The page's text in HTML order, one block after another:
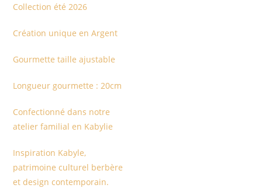
Collection été 2026
Création unique en Argent
Gourmette taille ajustable
Longueur gourmette : 20cm
Confectionné dans notre
atelier familial en Kabylie
Inspiration Kabyle,
patrimoine culturel berbère
et design contemporain.